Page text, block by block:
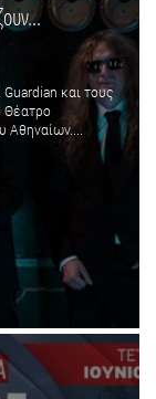
και τους
Θέατρο
Αθηναίων....